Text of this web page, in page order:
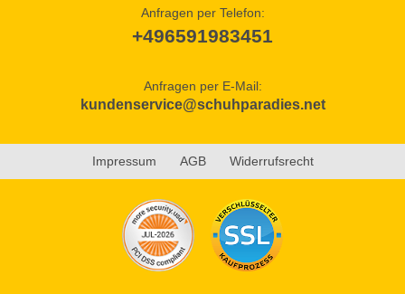
Anfragen per Telefon:
+496591983451
Anfragen per E-Mail:
kundenservice@schuhparadies.net
Impressum AGB Widerrufsrecht